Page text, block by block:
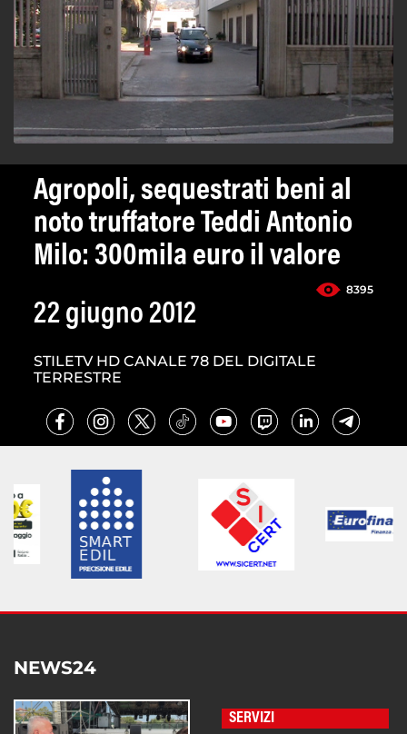
Agropoli, sequestrati beni al
noto truffatore Teddi Antonio
Milo: 300mila euro il valore
8395
22 giugno 2012
STILETV HD CANALE 78 DEL DIGITALE
TERRESTRE
NEWS24
SERVIZI